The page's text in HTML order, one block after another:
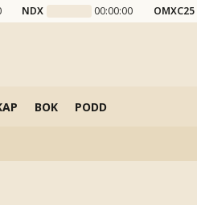
NDX 00:00:00 OMXC25
BOK PODD